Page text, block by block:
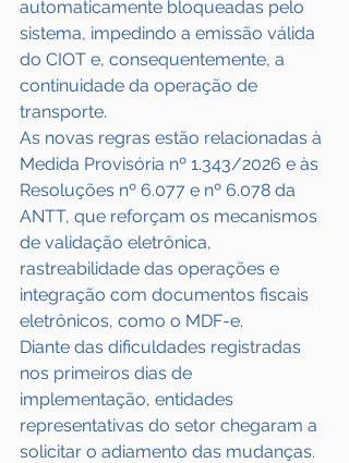
automaticamente bloqueadas pelo
sistema, impedindo a emissão válida
do CIOT e, consequentemente, a
continuidade da operação de
transporte.
As novas regras estão relacionadas à
Medida Provisória nº 1.343/2026 e às
Resoluções nº 6.077 e nº 6.078 da
ANTT, que reforçam os mecanismos
de validação eletrônica,
rastreabilidade das operações e
integração com documentos fiscais
eletrônicos, como o MDF-e.
Diante das dificuldades registradas
nos primeiros dias de
implementação, entidades
representativas do setor chegaram a
solicitar o adiamento das mudanças.